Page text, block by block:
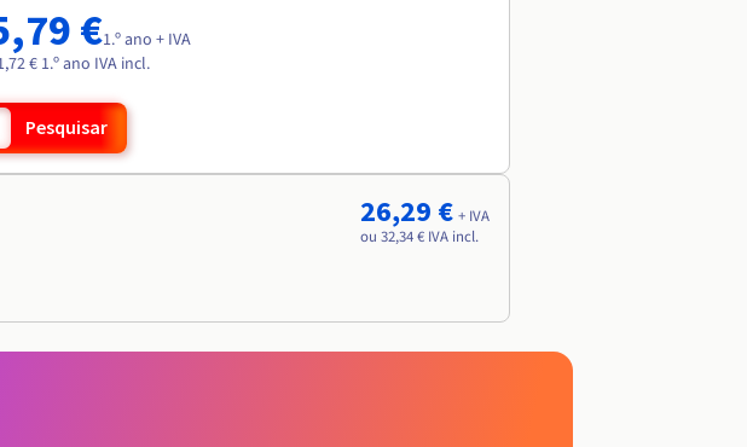
€1.º ano + IVA
€ 1.º ano IVA incl.
Pesquisar
26,29 € + IVA
ou 32,34 € IVA incl.